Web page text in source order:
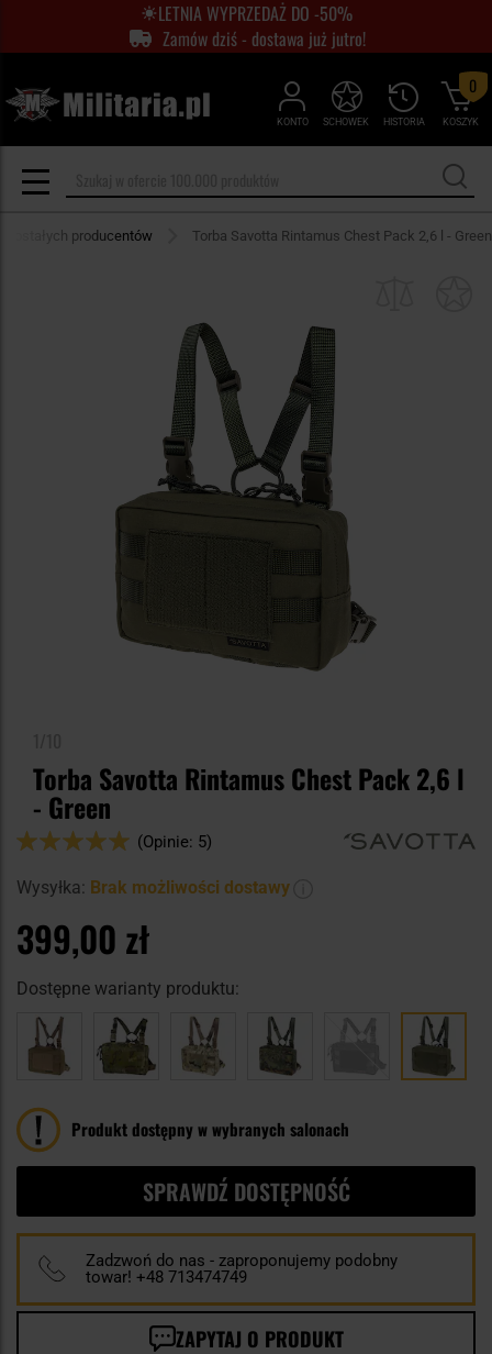
LETNIA WYPRZEDAŻ DO -50%
Zamów dziś - dostawa już jutro!
KONTO HISTORIA
SCHOWEK KOSZYK
0
producentów Torba Savotta Rintamus Chest Pack 2,6 l - Green
Torba Savotta Rintamus Chest Pack 2,6 l
- Green
Ocena:
(Opinie: 5)
Wysyłka: Brak możliwości dostawy
399,00 zł
Dostępne warianty produktu:
Produkt dostępny w wybranych salonach
SPRAWDŹ DOSTĘPNOŚĆ
Zadzwoń do nas - zaproponujemy podobny
towar! +48 713474749
ZAPYTAJ O PRODUKT